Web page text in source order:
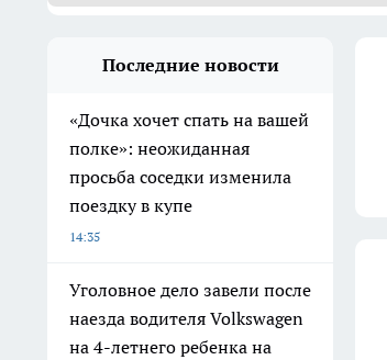
Последние новости
«Дочка хочет спать на вашей
полке»: неожиданная
просьба соседки изменила
поездку в купе
14:35
Уголовное дело завели после
наезда водителя Volkswagen
на 4-летнего ребенка на